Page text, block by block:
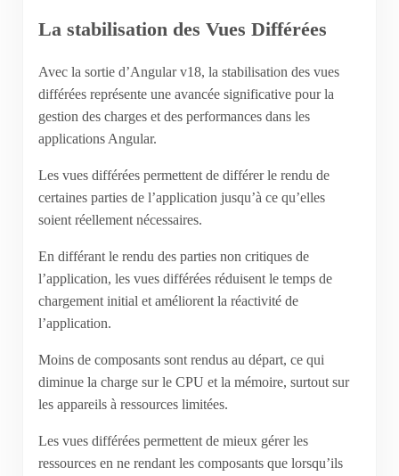
La stabilisation des Vues Différées
Avec la sortie d’Angular v18, la stabilisation des vues
différées représente une avancée significative pour la
gestion des charges et des performances dans les
applications Angular.
Les vues différées permettent de différer le rendu de
certaines parties de l’application jusqu’à ce qu’elles
soient réellement nécessaires.
En différant le rendu des parties non critiques de
l’application, les vues différées réduisent le temps de
chargement initial et améliorent la réactivité de
l’application.
Moins de composants sont rendus au départ, ce qui
diminue la charge sur le CPU et la mémoire, surtout sur
les appareils à ressources limitées.
Les vues différées permettent de mieux gérer les
ressources en ne rendant les composants que lorsqu’ils